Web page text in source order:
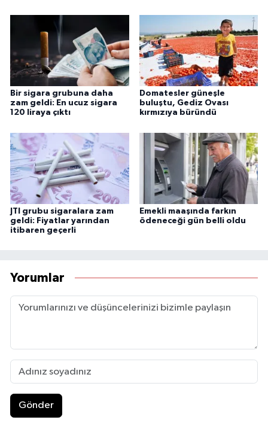
Bir sigara grubuna daha
zam geldi: En ucuz sigara
120 liraya çıktı
Domatesler güneşle
buluştu, Gediz Ovası
kırmızıya büründü
JTI grubu sigaralara zam
geldi: Fiyatlar yarından
itibaren geçerli
Emekli maaşında farkın
ödeneceği gün belli oldu
Yorumlar
Gönder